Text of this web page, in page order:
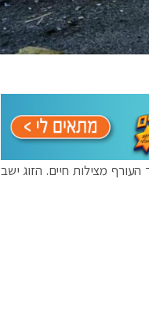
מצילות חיים. הזוג ישב